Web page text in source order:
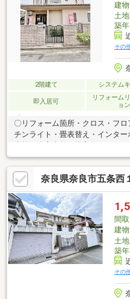
建
土
築年
その
2階建て システム
即入居可
リフォーム
ョン
〇リフォーム箇所・クロス・フ
チンライト・畳表替え・インター
栓給湯器等
奈良県奈良市五条西
間取
建
土
築年
その